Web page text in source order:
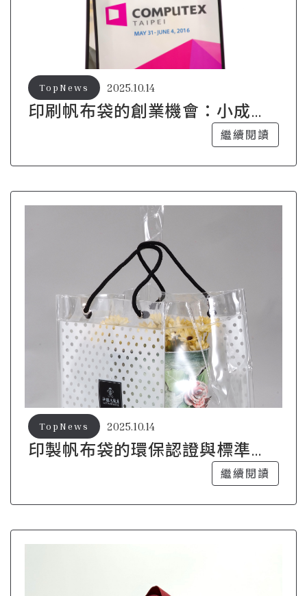
印刷帆布袋的創業機會：小成本
2025.10.14
TopNews
繼續閱讀
印製帆布袋的環保認證與標準解
2025.10.14
TopNews
繼續閱讀